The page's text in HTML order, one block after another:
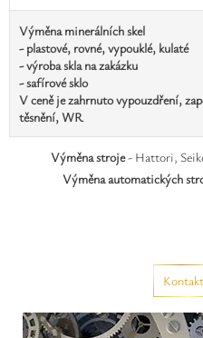
Výměna minerálních skel
- plastové, rovné, vypouklé, kulaté
- výroba skla na zakázku
- safírové sklo
V ceně je zahrnuto vypouzdření,
těsnění, WR
Výměna stroje- Hattori,
Výměna automatických